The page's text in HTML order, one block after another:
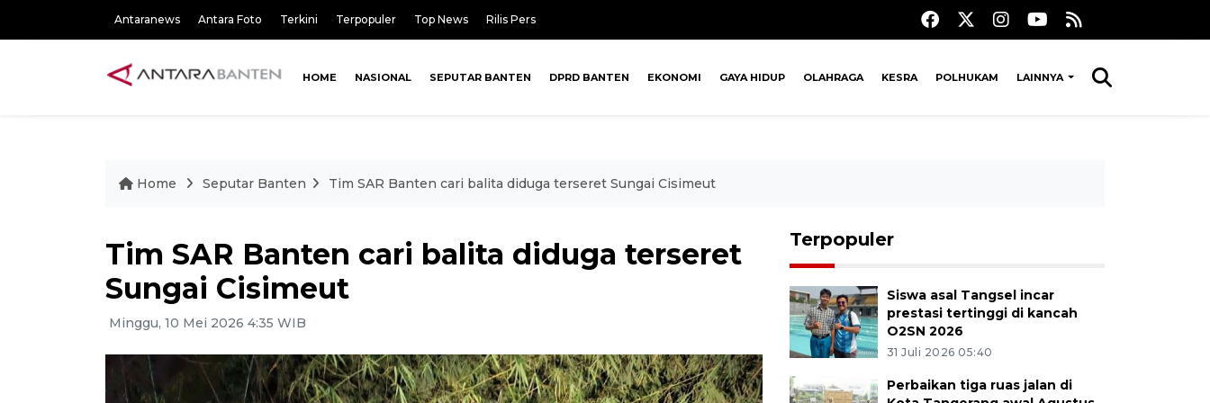
Antaranews Antara Foto Terkini Terpopuler Top News Rilis Pers
HOME NASIONAL SEPUTAR BANTEN DPRD BANTEN EKONOMI GAYA HIDUP OLAHRAGA KESRA POLHUKAM LAINNYA
Home Seputar Banten Tim SAR Banten cari balita diduga terseret Sungai Cisimeut
Tim SAR Banten cari balita diduga terseret
Sungai Cisimeut
Minggu, 10 Mei 2026 4:35 WIB
Terpopuler
Siswa asal Tangsel incar
prestasi tertinggi di kancah
O2SN 2026
31 Juli 2026 05:40
Perbaikan tiga ruas jalan di